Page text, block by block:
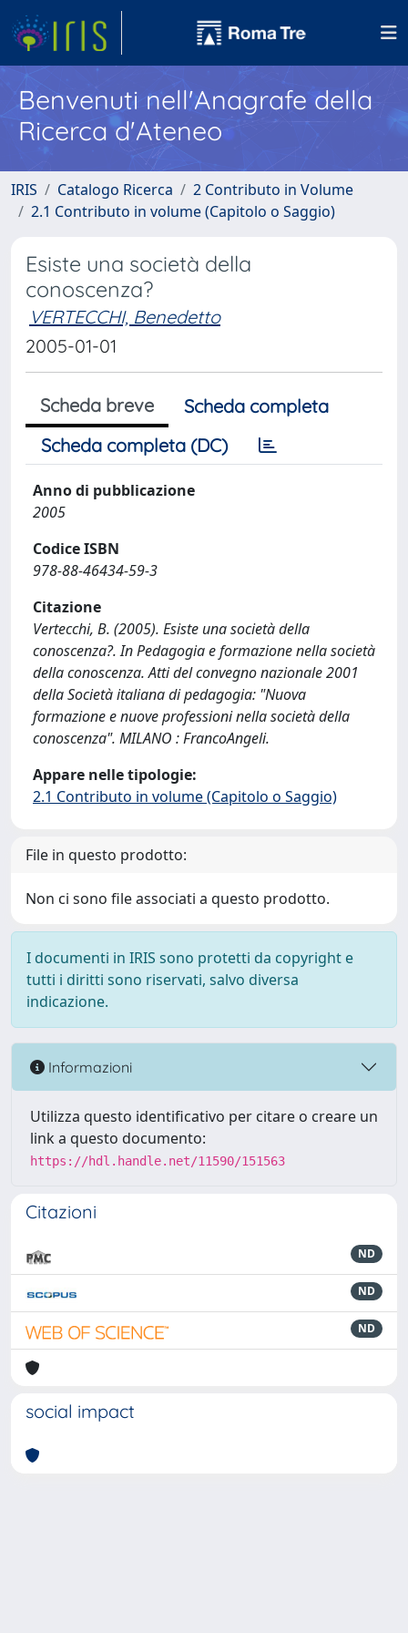
Benvenuti nell'Anagrafe della
Ricerca d'Ateneo
IRIS Catalogo Ricerca
2 Contributo in Volume
2.1 Contributo in volume (Capitolo o Saggio)
Esiste una società della
conoscenza?
VERTECCHI, Benedetto
2005-01-01
Scheda breve
Scheda completa
Scheda completa (DC)
Anno di pubblicazione
2005
Codice ISBN
978-88-46434-59-3
Citazione
Vertecchi, B. (2005). Esiste una società della
conoscenza?. In Pedagogia e formazione nella società
della conoscenza. Atti del convegno nazionale 2001
della Società italiana di pedagogia: "Nuova
formazione e nuove professioni nella società della
conoscenza". MILANO : FrancoAngeli.
Appare nelle tipologie:
2.1 Contributo in volume (Capitolo o Saggio)
File in questo prodotto:
Non ci sono file associati a questo prodotto.
I documenti in IRIS sono protetti da copyright e
tutti i diritti sono riservati, salvo diversa
indicazione.
Informazioni
Utilizza questo identificativo per citare o creare un
link a questo documento:
https://hdl.handle.net/11590/151563
Citazioni
ND
ND
ND
social impact